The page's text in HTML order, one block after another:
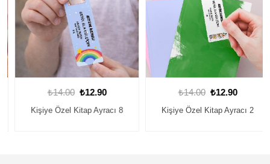
₺14.00 ₺12.90
Kişiye Özel Kitap Ayracı 8
₺14.00 ₺12.90
Kişiye Özel Kitap Ayracı 2